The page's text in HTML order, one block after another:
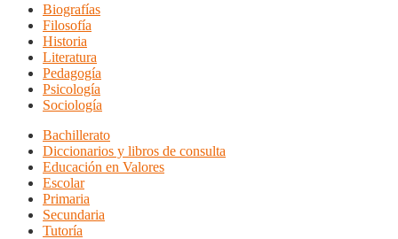
Biografías
Filosofía
Historia
Literatura
Pedagogía
Psicología
Sociología
Bachillerato
Diccionarios y libros de consulta
Educación en Valores
Escolar
Primaria
Secundaria
Tutoría